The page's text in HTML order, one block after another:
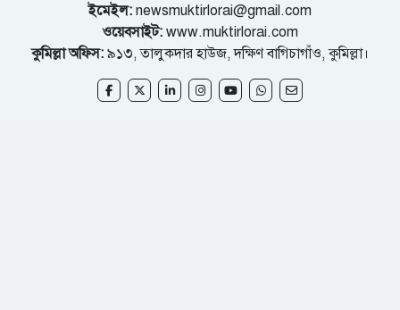
ইমেইল: newsmuktirlorai@gmail.com
ওয়েবসাইট: www.muktirlorai.com
কুমিল্লা অফিস: ৯১৩, তালুকদার হাউজ, দক্ষিণ বাগিচাগাঁও, কুমিল্লা।